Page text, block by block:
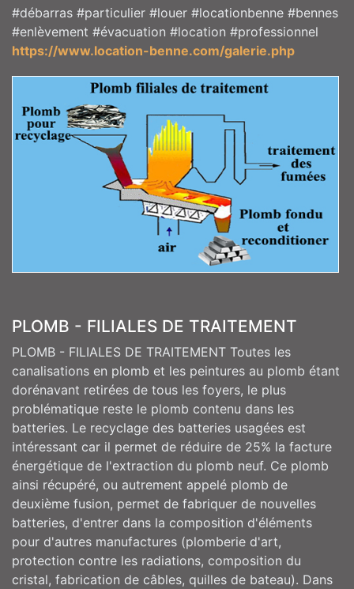
#débarras #particulier #louer #locationbenne #bennes
#enlèvement #évacuation #location #professionnel
https://www.location-benne.com/galerie.php
PLOMB - FILIALES DE TRAITEMENT
PLOMB - FILIALES DE TRAITEMENT Toutes les
canalisations en plomb et les peintures au plomb étant
dorénavant retirées de tous les foyers, le plus
problématique reste le plomb contenu dans les
batteries. Le recyclage des batteries usagées est
intéressant car il permet de réduire de 25% la facture
énergétique de l'extraction du plomb neuf. Ce plomb
ainsi récupéré, ou autrement appelé plomb de
deuxième fusion, permet de fabriquer de nouvelles
batteries, d'entrer dans la composition d'éléments
pour d'autres manufactures (plomberie d'art,
protection contre les radiations, composition du
cristal, fabrication de câbles, quilles de bateau). Dans